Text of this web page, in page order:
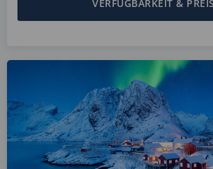
VERFÜGBARKEIT &